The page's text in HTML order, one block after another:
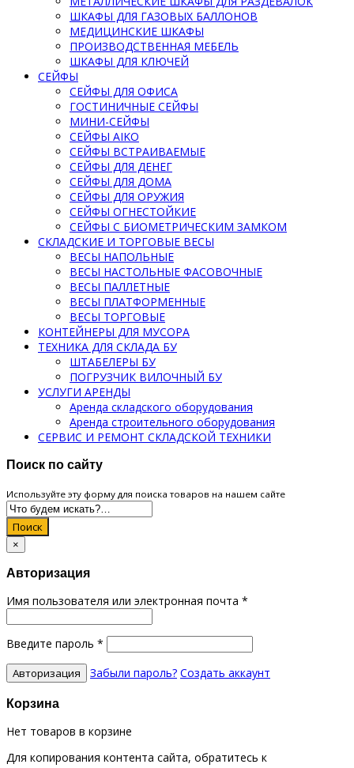
ШКАФЫ ДЛЯ ГАЗОВЫХ БАЛЛОНОВ
МЕДИЦИНСКИЕ ШКАФЫ
ПРОИЗВОДСТВЕННАЯ МЕБЕЛЬ
ШКАФЫ ДЛЯ КЛЮЧЕЙ
СЕЙФЫ
СЕЙФЫ ДЛЯ ОФИСА
ГОСТИНИЧНЫЕ СЕЙФЫ
МИНИ-СЕЙФЫ
СЕЙФЫ AIKO
СЕЙФЫ ВСТРАИВАЕМЫЕ
СЕЙФЫ ДЛЯ ДЕНЕГ
СЕЙФЫ ДЛЯ ДОМА
СЕЙФЫ ДЛЯ ОРУЖИЯ
СЕЙФЫ ОГНЕСТОЙКИЕ
СЕЙФЫ С БИОМЕТРИЧЕСКИМ ЗАМКОМ
СКЛАДСКИЕ И ТОРГОВЫЕ ВЕСЫ
ВЕСЫ НАПОЛЬНЫЕ
ВЕСЫ НАСТОЛЬНЫЕ ФАСОВОЧНЫЕ
ВЕСЫ ПАЛЛЕТНЫЕ
ВЕСЫ ПЛАТФОРМЕННЫЕ
ВЕСЫ ТОРГОВЫЕ
КОНТЕЙНЕРЫ ДЛЯ МУСОРА
ТЕХНИКА ДЛЯ СКЛАДА БУ
ШТАБЕЛЕРЫ БУ
ПОГРУЗЧИК ВИЛОЧНЫЙ БУ
УСЛУГИ АРЕНДЫ
Аренда складского оборудования
Аренда строительного оборудования
СЕРВИС И РЕМОНТ СКЛАДСКОЙ ТЕХНИКИ
Поиск по сайту
Используйте эту форму для поиска товаров на нашем сайте
Поиск
×
Авторизация
Имя пользователя или электронная почта *
Введите пароль *
Забыли пароль? Создать аккаунт
Корзина
Нет товаров в корзине
Для копирования контента сайта, обратитесь к